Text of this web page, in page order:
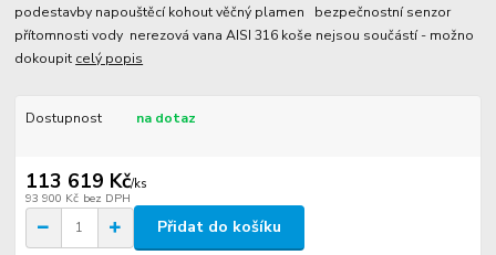
podestavby napouštěcí kohout věčný plamen bezpečnostní senzor
přítomnosti vody nerezová vana AISI 316 koše nejsou součástí - možno
dokoupit celý popis
Dostupnost na dotaz
113 619 Kč/ks
93 900 Kč bez DPH
Přidat do košíku